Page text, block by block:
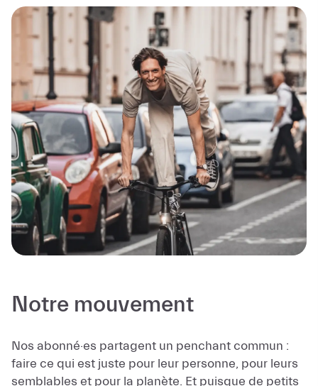
Notre mouvement
Nos abonné·es partagent un penchant commun :
faire ce qui est juste pour leur personne, pour leurs
semblables et pour la planète. Et puisque de petits